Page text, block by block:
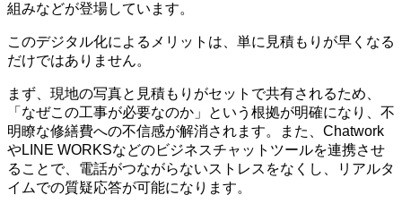
組みなどが登場しています。
このデジタル化によるメリットは、単に見積もりが早くなる
だけではありません。
まず、現地の写真と見積もりがセットで共有されるため、
「なぜこの工事が必要なのか」という根拠が明確になり、不
明瞭な修繕費への不信感が解消されます。また、Chatwork
やLINE WORKSなどのビジネスチャットツールを連携させ
ることで、電話がつながらないストレスをなくし、リアルタ
イムでの質疑応答が可能になります。